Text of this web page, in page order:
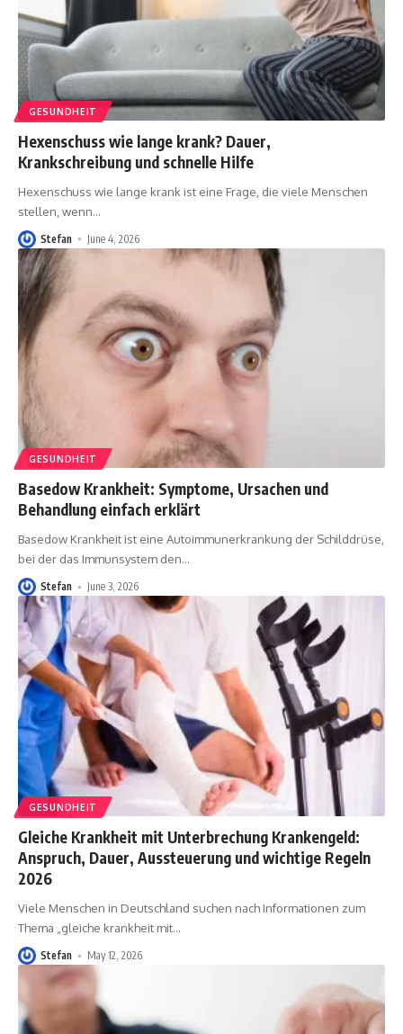
GESUNDHEIT
Hexenschuss wie lange krank? Dauer,
Krankschreibung und schnelle Hilfe
Hexenschuss wie lange krank ist eine Frage, die viele Menschen
stellen, wenn…
Stefan June 4, 2026
GESUNDHEIT
Basedow Krankheit: Symptome, Ursachen und
Behandlung einfach erklärt
Basedow Krankheit ist eine Autoimmunerkrankung der Schilddrüse,
bei der das Immunsystem den…
Stefan June 3, 2026
GESUNDHEIT
Gleiche Krankheit mit Unterbrechung Krankengeld:
Anspruch, Dauer, Aussteuerung und wichtige Regeln
2026
Viele Menschen in Deutschland suchen nach Informationen zum
Thema „gleiche krankheit mit…
Stefan May 12, 2026